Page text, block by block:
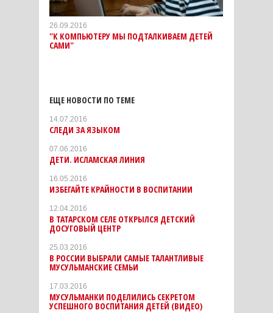
26.09.2016
"К КОМПЬЮТЕРУ МЫ ПОДТАЛКИВАЕМ ДЕТЕЙ
САМИ"
ЕЩЕ НОВОСТИ ПО ТЕМЕ
14.07.2016
СЛЕДИ ЗА ЯЗЫКОМ
07.06.2016
ДЕТИ. ИСЛАМСКАЯ ЛИНИЯ
16.05.2016
ИЗБЕГАЙТЕ КРАЙНОСТИ В ВОСПИТАНИИ
12.04.2016
В ТАТАРСКОМ СЕЛЕ ОТКРЫЛСЯ ДЕТСКИЙ
ДОСУГОВЫЙ ЦЕНТР
25.03.2016
В РОССИИ ВЫБРАЛИ САМЫЕ ТАЛАНТЛИВЫЕ
МУСУЛЬМАНСКИЕ СЕМЬИ
17.03.2016
МУСУЛЬМАНКИ ПОДЕЛИЛИСЬ СЕКРЕТОМ
УСПЕШНОГО ВОСПИТАНИЯ ДЕТЕЙ (ВИДЕО)